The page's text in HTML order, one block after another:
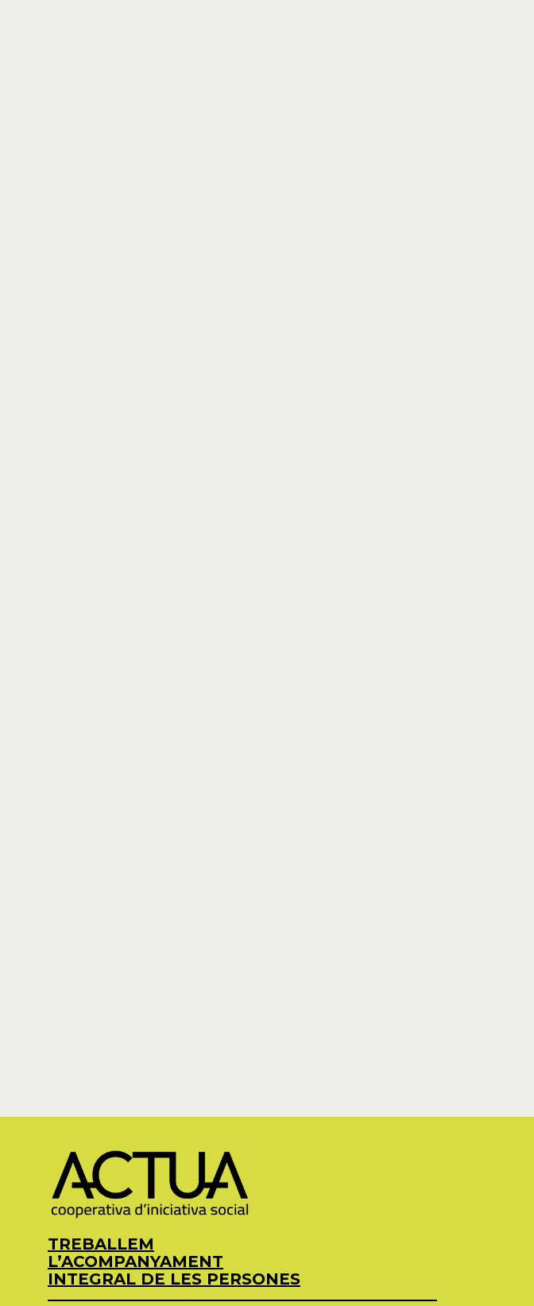
TREBALLEM
L’ACOMPANYAMENT
INTEGRAL DE LES PERSONES